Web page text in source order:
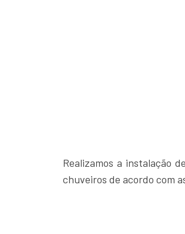
Realizamos a instalação
chuveiros de acordo com